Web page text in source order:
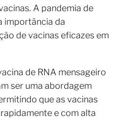
A pandemia de
importância da
de vacinas eficazes em
de RNA mensageiro
ser uma abordagem
que as vacinas
e com alta